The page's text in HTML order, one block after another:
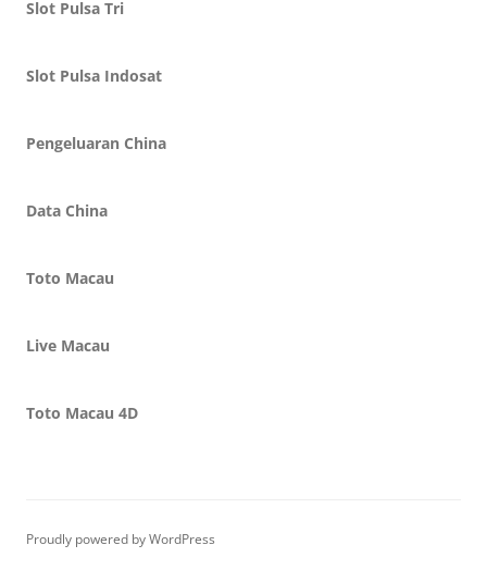
Slot Pulsa Tri
Slot Pulsa Indosat
Pengeluaran China
Data China
Toto Macau
Live Macau
Toto Macau 4D
Proudly powered by WordPress